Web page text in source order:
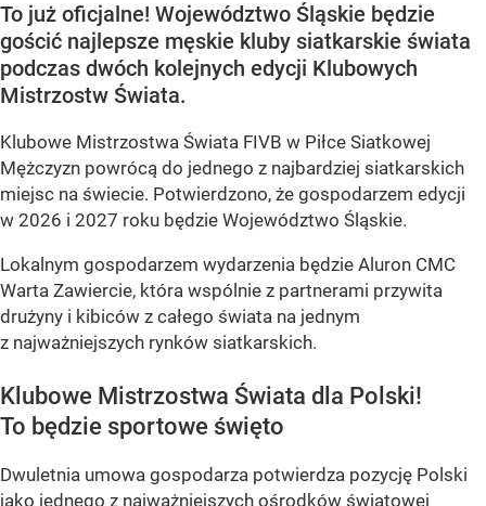
To już oficjalne! Województwo Śląskie będzie
gościć najlepsze męskie kluby siatkarskie świata
podczas dwóch kolejnych edycji Klubowych
Mistrzostw Świata.
Klubowe Mistrzostwa Świata FIVB w Piłce Siatkowej
Mężczyzn powrócą do jednego z najbardziej siatkarskich
miejsc na świecie. Potwierdzono, że gospodarzem edycji
w 2026 i 2027 roku będzie Województwo Śląskie.
Lokalnym gospodarzem wydarzenia będzie Aluron CMC
Warta Zawiercie, która wspólnie z partnerami przywita
drużyny i kibiców z całego świata na jednym
z najważniejszych rynków siatkarskich.
Klubowe Mistrzostwa Świata dla Polski!
To będzie sportowe święto
Dwuletnia umowa gospodarza potwierdza pozycję Polski
jako jednego z najważniejszych ośrodków światowej